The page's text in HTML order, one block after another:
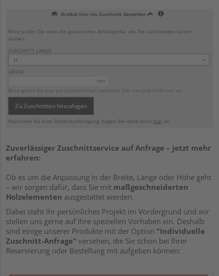
Zuverlässiger Zuschnittservice auf Anfrage – jetzt mehr
erfahren:
Ob es um die Anpassung in der Breite, Länge oder Höhe geht
– wir sorgen dafür, dass Sie mit maßgeschneiderten
Holzelementen ausgestattet werden.
Dabei steht Ihr persönliches Projekt im Vordergrund und wir
stellen uns gerne auf Ihre speziellen Vorhaben ein. Deshalb
sind einige unserer Produkte mit der Option "Individuelle
Zuschnitt-Anfrage" versehen, die Sie schon bei Ihrer
Reservierung oder Bestellung mit aufgeben können: